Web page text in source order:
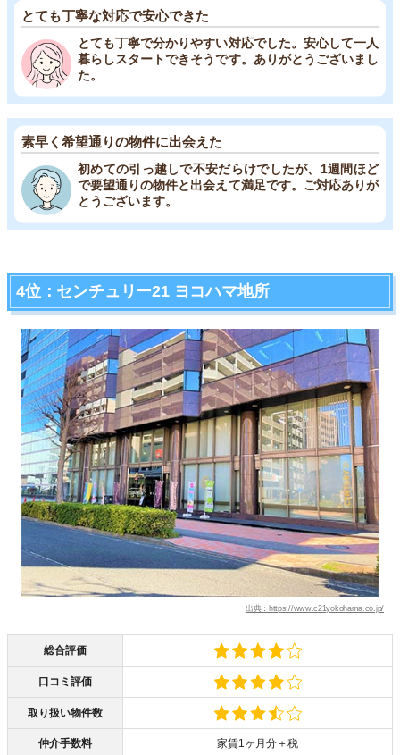
とても丁寧な対応で安心できた
とても丁寧で分かりやすい対応でした。安心して一人
暮らしスタートできそうです。ありがとうございまし
た。
素早く希望通りの物件に出会えた
初めての引っ越しで不安だらけでしたが、1週間ほど
で要望通りの物件と出会えて満足です。ご対応ありが
とうございます。
4位：センチュリー21 ヨコハマ地所
出典：https://www.c21yokohama.co.jp/
総合評価
口コミ評価
取り扱い物件数
仲介手数料 家賃1ヶ月分＋税